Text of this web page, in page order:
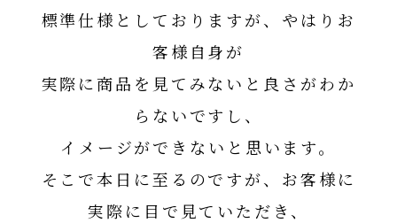
標準仕様としておりますが、やはりお
客様自身が
実際に商品を見てみないと良さがわか
らないですし、
イメージができないと思います。
そこで本日に至るのですが、お客様に
実際に目で見ていただき、